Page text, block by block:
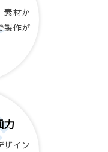
素材か
製作が
力
ザイン